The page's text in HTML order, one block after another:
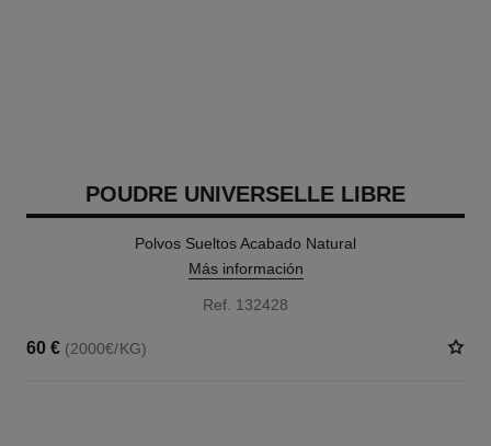
POUDRE UNIVERSELLE LIBRE
Polvos Sueltos Acabado Natural
Más información
Ref. 132428
60 € (2000€/KG)